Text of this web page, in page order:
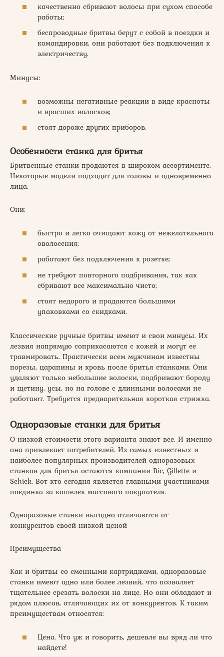
качественно сбривают волосы при сухом способе
работы;
беспроводные бритвы берут с собой в поездки и
командировки, они работают без подключения к
электричеству.
Минусы:
возможны негативные реакции в виде красноты
и вросших волосков;
стоят дороже других приборов.
Особенности станка для бритья
Бритвенные станки продаются в широком ассортименте.
Некоторые модели подходят для головы и одновременно
лица.
Они:
быстро и легко очищают кожу от нежелательного
оволосения;
работают без подключения к розетке;
не требуют повторного подбривания, так как
сбривают все максимально чисто;
стоят недорого и продаются большими
упаковками со скидками.
Классические ручные бритвы имеют и свои минусы. Их
лезвия напрямую соприкасаются с кожей и могут ее
травмировать. Практически всем мужчинам известны
порезы, царапины и кровь после бритья станками. Они
удаляют только небольшие волоски, подбривают бороду
и щетину, усы, но на голове с длинными волосами не
работают. Требуется предварительная короткая стрижка.
Одноразовые станки для бритья
О низкой стоимости этого варианта знают все. И именно
она привлекает потребителей. Из самых известных и
наиболее популярных производителей одноразовых
станков для бритья остаются компании Bic, Gillette и
Schick. Вот кто сегодня является главными участниками
поединка за кошелек массового покупателя.
Одноразовые станки выгодно отличаются от
конкурентов своей низкой ценой
Преимущества
Как и бритвы со сменными картриджами, одноразовые
станки имеют одно или более лезвий, что позволяет
тщательнее срезать волоски на лице. Но они обладают и
рядом плюсов, отличающих их от конкурентов. К таким
преимуществам относятся:
Цена. Что уж и говорить, дешевле вы вряд ли что
найдете!